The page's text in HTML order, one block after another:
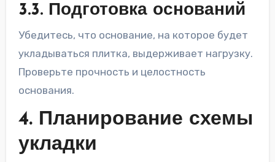
3.3. Подготовка оснований
Убедитесь, что основание, на которое будет
укладываться плитка, выдерживает нагрузку.
Проверьте прочность и целостность
основания.
4. Планирование схемы
укладки